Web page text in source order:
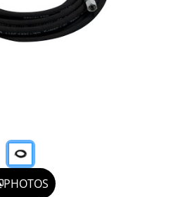
PHOTOS